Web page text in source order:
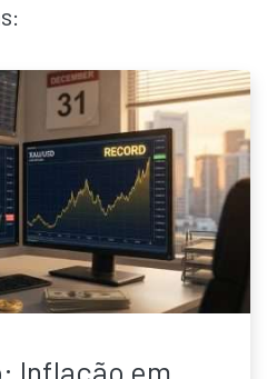
Inflação em